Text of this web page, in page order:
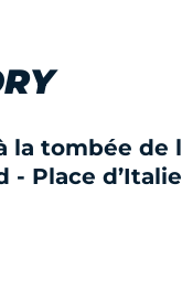
la tombée de
- Place d’Italie